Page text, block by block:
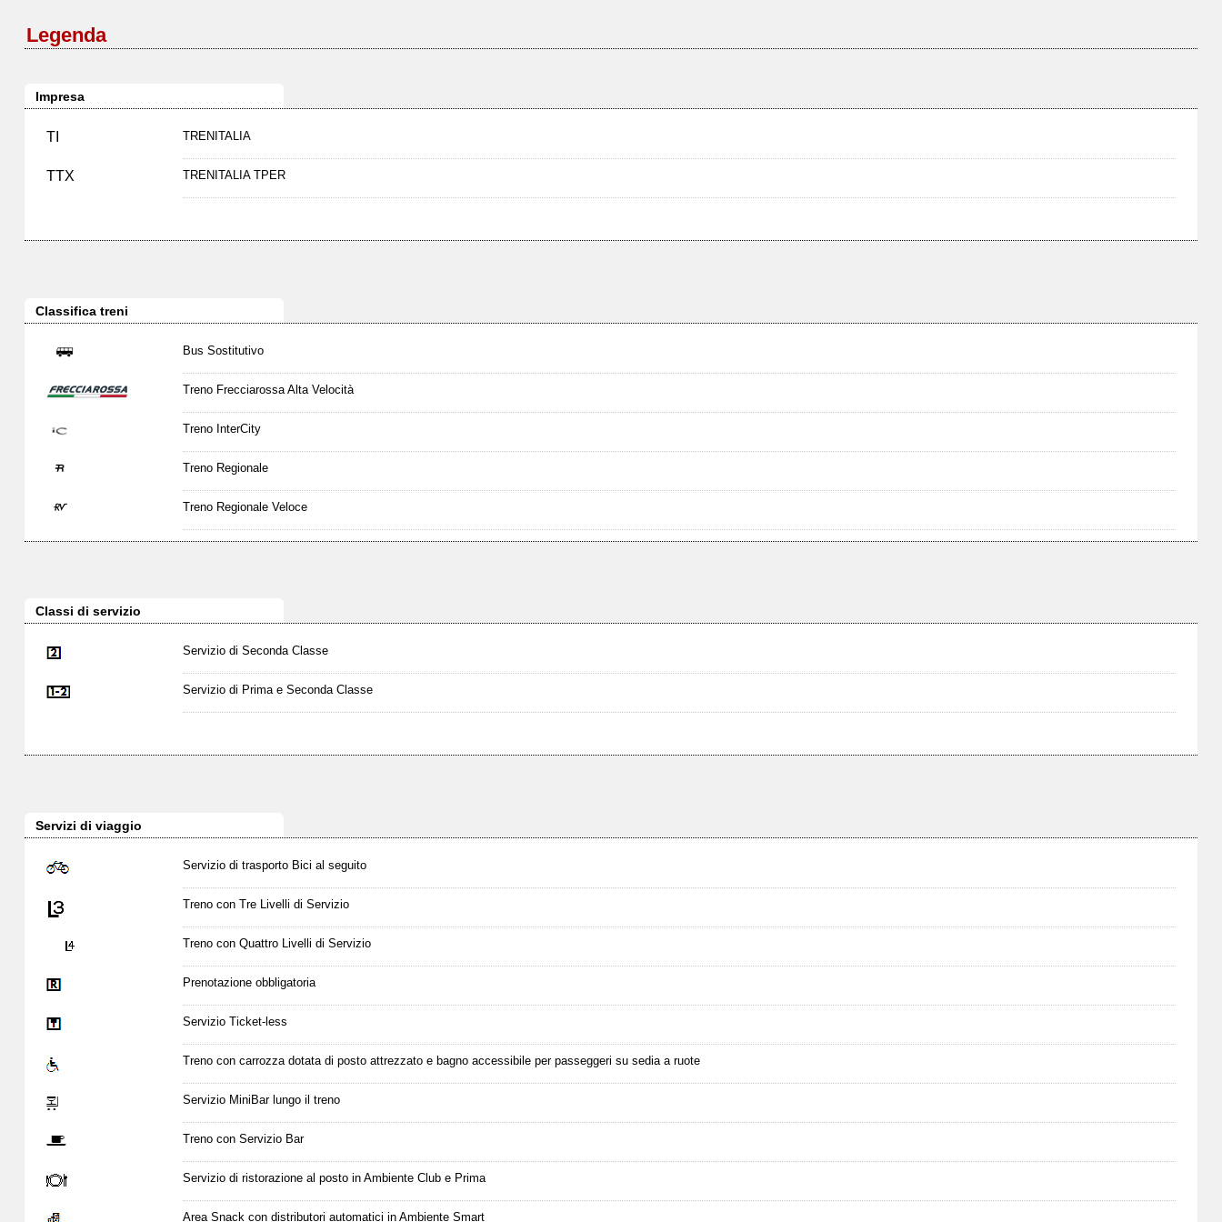
Legenda
Impresa
TI TRENITALIA
TTX TRENITALIA TPER
Classifica treni
Bus Sostitutivo
Treno Frecciarossa Alta Velocità
Treno InterCity
Treno Regionale
Treno Regionale Veloce
Classi di servizio
Servizio di Seconda Classe
Servizio di Prima e Seconda Classe
Servizi di viaggio
Servizio di trasporto Bici al seguito
Treno con Tre Livelli di Servizio
Treno con Quattro Livelli di Servizio
Prenotazione obbligatoria
Servizio Ticket-less
Treno con carrozza dotata di posto attrezzato e bagno accessibile per passeggeri su sedia a ruote
Servizio MiniBar lungo il treno
Treno con Servizio Bar
Servizio di ristorazione al posto in Ambiente Club e Prima
Area Snack con distributori automatici in Ambiente Smart